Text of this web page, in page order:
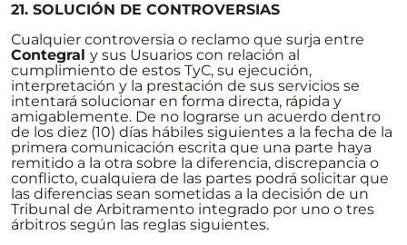
21. SOLUCIÓN DE CONTROVERSIAS
Cualquier controversia o reclamo que surja entre
Contegral y sus Usuarios con relación al
cumplimiento de estos TyC, su ejecución,
interpretación y la prestación de sus servicios se
intentará solucionar en forma directa, rápida y
amigablemente. De no lograrse un acuerdo dentro
de los diez (10) días hábiles siguientes a la fecha de la
primera comunicación escrita que una parte haya
remitido a la otra sobre la diferencia, discrepancia o
conflicto, cualquiera de las partes podrá solicitar que
las diferencias sean sometidas a la decisión de un
Tribunal de Arbitramento integrado por uno o tres
árbitros según las reglas siguientes.